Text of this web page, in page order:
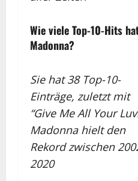
Wie viele Top-10-Hits
Madonna?
Sie hat 38 Top-10-
Einträge, zuletzt mit
“Give Me All Your
Madonna hielt den
Rekord zwischen
2020